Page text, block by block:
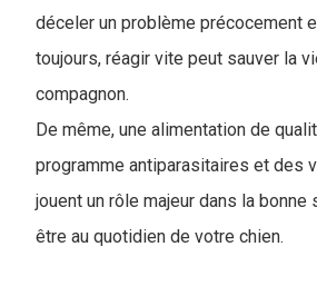
déceler un problème précocement
toujours, réagir vite peut sauver la
compagnon.
De même, une alimentation de
programme antiparasitaires et des
jouent un rôle majeur dans la bonne
être au quotidien de votre chien.